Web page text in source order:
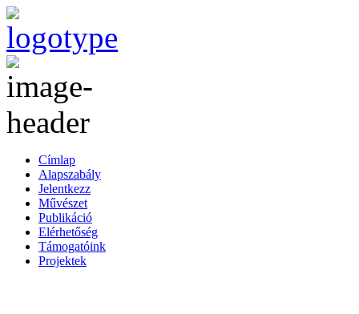
Címlap
Alapszabály
Jelentkezz
Művészet
Publikáció
Elérhetőség
Támogatóink
Projektek